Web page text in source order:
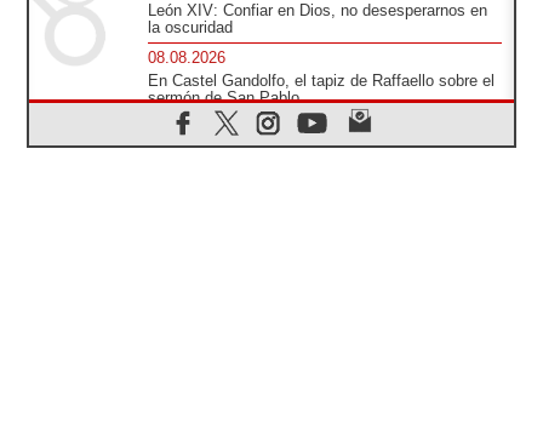
León XIV: Confiar en Dios, no desesperarnos en
la oscuridad
08.08.2026
En Castel Gandolfo, el tapiz de Raffaello sobre el
sermón de San Pablo
08.08.2026
En Colombia, «la paz no se compra con una